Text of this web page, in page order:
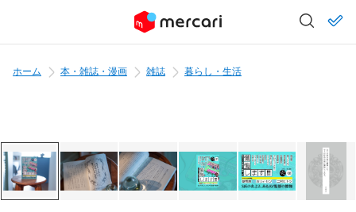
ホーム 本・雑誌・漫画 雑誌 暮らし・生活